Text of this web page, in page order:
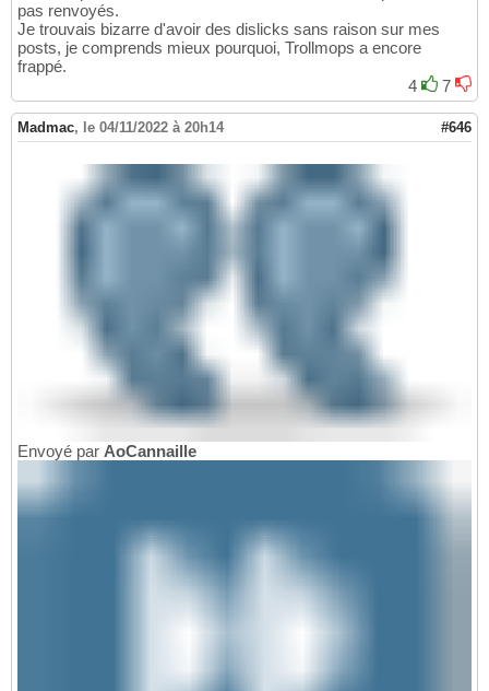
pas renvoyés.
Je trouvais bizarre d'avoir des dislicks sans raison sur mes
posts, je comprends mieux pourquoi, Trollmops a encore
frappé.
4
7
Madmac, le 04/11/2022 à 20h14 #646
Envoyé par AoCannaille